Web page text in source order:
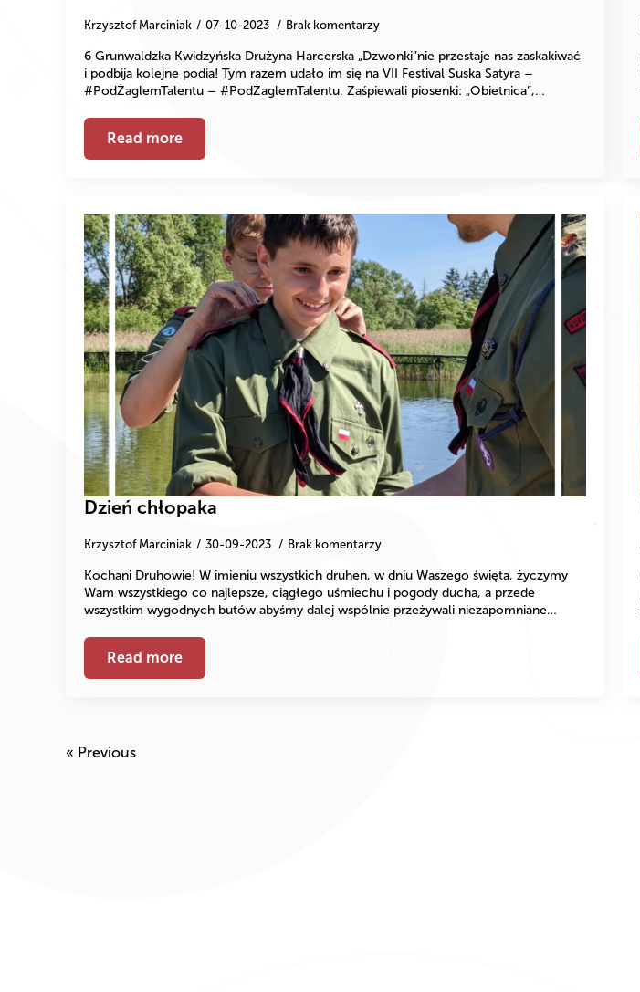
Krzysztof Marciniak 07-10-2023 Brak komentarzy
6 Grunwaldzka Kwidzyńska Drużyna Harcerska „Dzwonki”nie przestaje nas zaskakiwać
i podbija kolejne podia! Tym razem udało im się na VII Festival Suska Satyra –
#PodŻaglemTalentu – #PodŻaglemTalentu. Zaśpiewali piosenki: „Obietnica”,…
Read more
Dzień chłopaka
Krzysztof Marciniak 30-09-2023 Brak komentarzy
Kochani Druhowie! W imieniu wszystkich druhen, w dniu Waszego święta, życzymy
Wam wszystkiego co najlepsze, ciągłego uśmiechu i pogody ducha, a przede
wszystkim wygodnych butów abyśmy dalej wspólnie przeżywali niezapomniane…
Read more
« Previous